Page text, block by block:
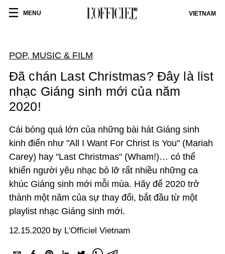
MENU VIETNAM
POP, MUSIC & FILM
Đã chán Last Christmas? Đây là list
nhạc Giáng sinh mới của năm
2020!
Cái bóng quá lớn của những bài hát Giáng sinh
kinh điển như "All I Want For Christ Is You" (Mariah
Carey) hay "Last Christmas" (Wham!)… có thể
khiến người yêu nhạc bỏ lỡ rất nhiều những ca
khúc Giáng sinh mới mỗi mùa. Hãy để 2020 trở
thành một năm của sự thay đổi, bắt đầu từ một
playlist nhạc Giáng sinh mới.
12.15.2020 by L'Officiel Vietnam